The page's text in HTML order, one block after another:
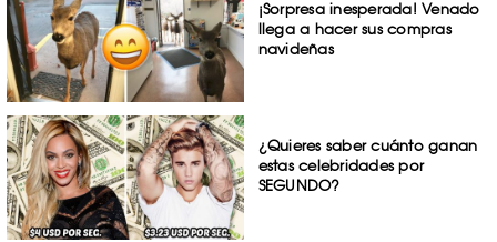
¡Sorpresa inesperada! Venado
llega a hacer sus compras
navideñas
¿Quieres saber cuánto ganan
estas celebridades por
SEGUNDO?